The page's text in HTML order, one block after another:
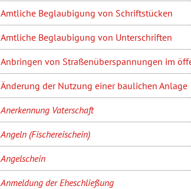
Amtliche Beglaubigung von Schriftstücken
Amtliche Beglaubigung von Unterschriften
Anbringen von Straßenüberspannungen im
Änderung der Nutzung einer baulichen Anlage
Anerkennung Vaterschaft
Angeln (Fischereischein)
Angelschein
Anmeldung der Eheschließung